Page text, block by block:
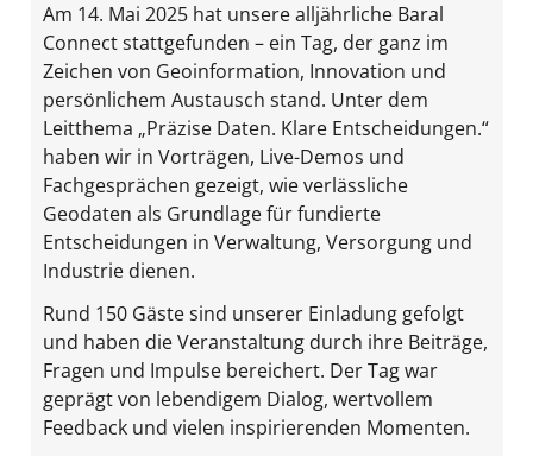
Am 14. Mai 2025 hat unsere alljährliche Baral
Connect stattgefunden – ein Tag, der ganz im
Zeichen von Geoinformation, Innovation und
persönlichem Austausch stand. Unter dem
Leitthema „Präzise Daten. Klare Entscheidungen.“
haben wir in Vorträgen, Live-Demos und
Fachgesprächen gezeigt, wie verlässliche
Geodaten als Grundlage für fundierte
Entscheidungen in Verwaltung, Versorgung und
Industrie dienen.
Rund 150 Gäste sind unserer Einladung gefolgt
und haben die Veranstaltung durch ihre Beiträge,
Fragen und Impulse bereichert. Der Tag war
geprägt von lebendigem Dialog, wertvollem
Feedback und vielen inspirierenden Momenten.